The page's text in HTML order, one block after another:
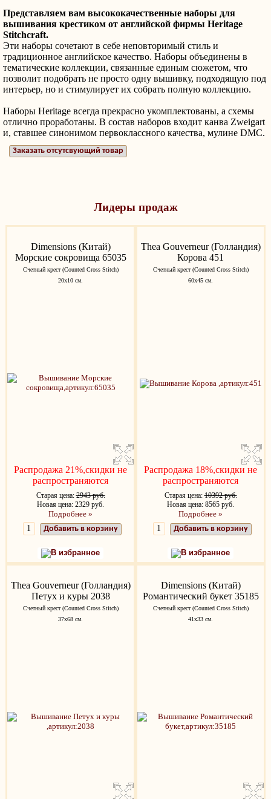
Представляем вам высококачественные наборы для
вышивания крестиком от английской фирмы Heritage
Stitchcraft.
Эти наборы сочетают в себе неповторимый стиль и
традиционное английское качество. Наборы объединены в
тематические коллекции, связанные единым сюжетом, что
позволит подобрать не просто одну вышивку, подходящую под
интерьер, но и стимулирует их собрать полную коллекцию.
Наборы Heritage всегда прекрасно укомплектованы, а схемы
отлично проработаны. В состав наборов входит канва Zweigart
и, ставшее синонимом первоклассного качества, мулине DMC.
Заказать отсутсвующий товар
Лидеры продаж
Dimensions (Китай)
Морские сокровища 65035
Счетный крест (Counted Cross Stitch)
20х10 см.
Распродажа 21%,скидки не
распространяются
Старая цена:2943 руб.
Новая цена: 2329 руб.
Подробнее »
Добавить в корзину
В избранное
Thea Gouverneur (Голландия)
Корова 451
Счетный крест (Counted Cross Stitch)
60х45 см.
Распродажа 18%,скидки не
распространяются
Старая цена:10392 руб.
Новая цена: 8565 руб.
Подробнее »
Добавить в корзину
В избранное
Thea Gouverneur (Голландия)
Петух и куры 2038
Счетный крест (Counted Cross Stitch)
37х68 см.
Dimensions (Китай)
Романтический букет 35185
Счетный крест (Counted Cross Stitch)
41x33 см.